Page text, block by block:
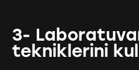
3-
tekniklerini